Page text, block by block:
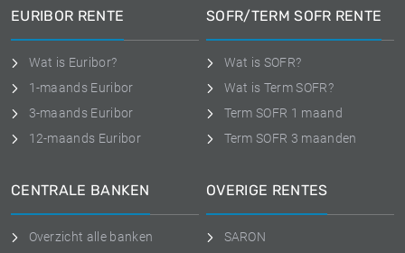
EURIBOR RENTE
Wat is Euribor?
1-maands Euribor
3-maands Euribor
12-maands Euribor
SOFR/TERM SOFR RENTE
Wat is SOFR?
Wat is Term SOFR?
Term SOFR 1 maand
Term SOFR 3 maanden
CENTRALE BANKEN
Overzicht alle banken
OVERIGE RENTES
SARON